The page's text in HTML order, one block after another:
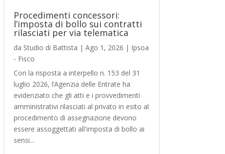
Procedimenti concessori:
l’imposta di bollo sui contratti
rilasciati per via telematica
da Studio di Battista | Ago 1, 2026 | Ipsoa
- Fisco
Con la risposta a interpello n. 153 del 31
luglio 2026, l’Agenzia delle Entrate ha
evidenziato che gli atti e i provvedimenti
amministrativi rilasciati al privato in esito al
procedimento di assegnazione devono
essere assoggettati all'imposta di bollo ai
sensi...